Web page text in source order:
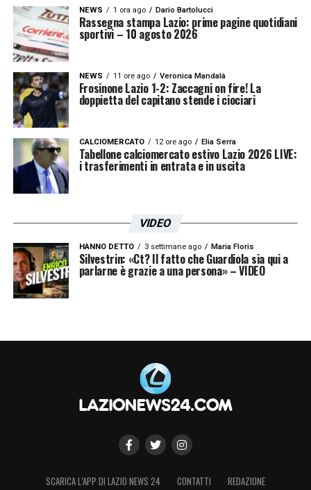
piaciuto questo numero e appena ho avuto
la possibilità di poter cambiare e ho preso
questo. Primavera e Serie A? Sicuramente
cambiano i portieri, sono più preparati. È
molto più difficile fargli gol Perché lo
leggono prima
LA PLAYLIST DELLE NOSTRE TOP NEWS
NEWS 1 ora ago Dario Bartolucci
Rassegna stampa Lazio: prime pagine quotidiani
sportivi – 10 agosto 2026
NEWS 11 ore ago Veronica Mandalà
Frosinone Lazio 1-2: Zaccagni on fire! La
doppietta del capitano stende i ciociari
CALCIOMERCATO 12 ore ago Elia Serra
Tabellone calciomercato estivo Lazio 2026 LIVE:
i trasferimenti in entrata e in uscita
VIDEO
HANNO DETTO 3 settimane ago Maria Floris
Silvestrin: «Ct? Il fatto che Guardiola sia qui a
parlarne è grazie a una persona» – VIDEO
SCARICA L’APP DI LAZIO NEWS 24 CONTATTI REDAZIONE